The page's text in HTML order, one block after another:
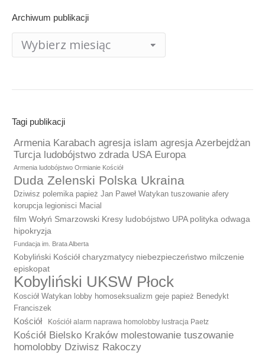
Archiwum publikacji
publikacji
Tagi publikacji
Armenia Karabach agresja islam agresja Azerbejdżan
Turcja ludobójstwo zdrada USA Europa
Armenia ludobójstwo Ormianie Kościół
Duda Zelenski Polska Ukraina
Dziwisz polemika papież Jan Paweł Watykan tuszowanie afery
korupcja legionisci Macial
film Wołyń Smarzowski Kresy ludobójstwo UPA polityka odwaga
hipokryzja
Fundacja im. Brata Alberta
Kobyliński Kościół charyzmatycy niebezpieczeństwo milczenie
episkopat
Kobyliński UKSW Płock
Kosciół Watykan lobby homoseksualizm geje papież Benedykt
Franciszek
Kościół Kościół alarm naprawa homolobby lustracja Paetz
Kościół Bielsko Kraków molestowanie tuszowanie
homolobby Dziwisz Rakoczy